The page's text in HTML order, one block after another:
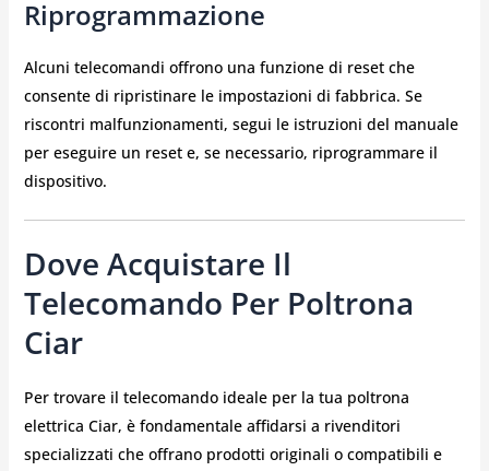
Riprogrammazione
Alcuni telecomandi offrono una funzione di reset che
consente di ripristinare le impostazioni di fabbrica. Se
riscontri malfunzionamenti, segui le istruzioni del manuale
per eseguire un reset e, se necessario, riprogrammare il
dispositivo.
Dove Acquistare Il
Telecomando Per Poltrona
Ciar
Per trovare il telecomando ideale per la tua poltrona
elettrica Ciar, è fondamentale affidarsi a rivenditori
specializzati che offrano prodotti originali o compatibili e